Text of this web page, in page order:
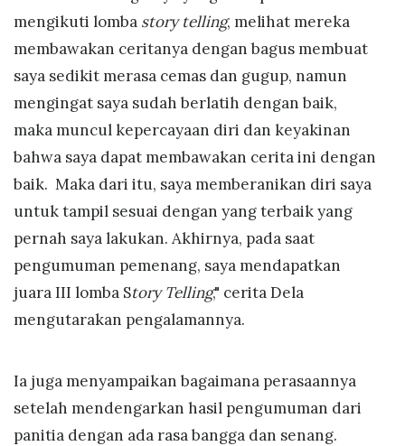
mengikuti lomba story telling, melihat mereka
membawakan ceritanya dengan bagus membuat
saya sedikit merasa cemas dan gugup, namun
mengingat saya sudah berlatih dengan baik,
maka muncul kepercayaan diri dan keyakinan
bahwa saya dapat membawakan cerita ini dengan
baik. Maka dari itu, saya memberanikan diri saya
untuk tampil sesuai dengan yang terbaik yang
pernah saya lakukan. Akhirnya, pada saat
pengumuman pemenang, saya mendapatkan
juara III lomba Story Telling," cerita Dela
mengutarakan pengalamannya.
Ia juga menyampaikan bagaimana perasaannya
setelah mendengarkan hasil pengumuman dari
panitia dengan ada rasa bangga dan senang.